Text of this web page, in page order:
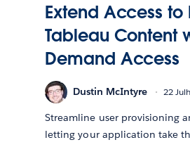
Extend Access
Tableau Content
Demand Access
Dustin McIntyre 22
Streamline user provisioning
letting your application take